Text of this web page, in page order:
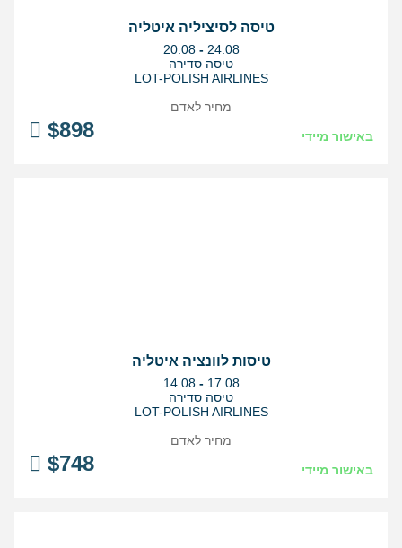
טיסה לסיציליה איטליה
בין
התאריכים,
20.08 - 24.08
טיסה סדירה
LOT-POLISH AIRLINES
באישור מיידי $898
מחיר לאדם
טיסות לוונציה איטליה
בין
התאריכים,
14.08 - 17.08
טיסה סדירה
LOT-POLISH AIRLINES
באישור מיידי $748
מחיר לאדם